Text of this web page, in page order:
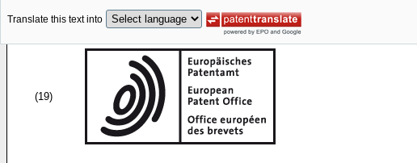
Translate this text into
(19)